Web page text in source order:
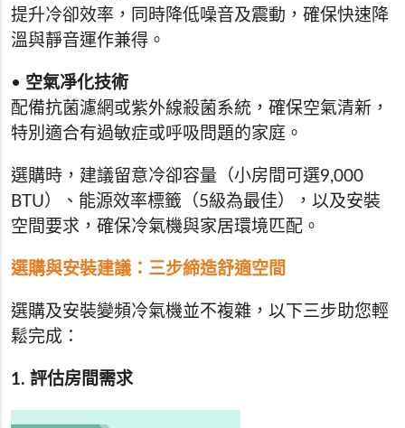
提升冷卻效率，同時降低噪音及震動，確保快速降
溫與靜音運作兼得。
• 空氣凈化技術
配備抗菌濾網或紫外線殺菌系統，確保空氣清新，
特別適合有過敏症或呼吸問題的家庭。
選購時，建議留意冷卻容量（小房間可選9,000
BTU）、能源效率標籤（5級為最佳），以及安裝
空間要求，確保冷氣機與家居環境匹配。
選購與安裝建議：三步締造舒適空間
選購及安裝變頻冷氣機並不複雜，以下三步助您輕
鬆完成：
1. 評估房間需求